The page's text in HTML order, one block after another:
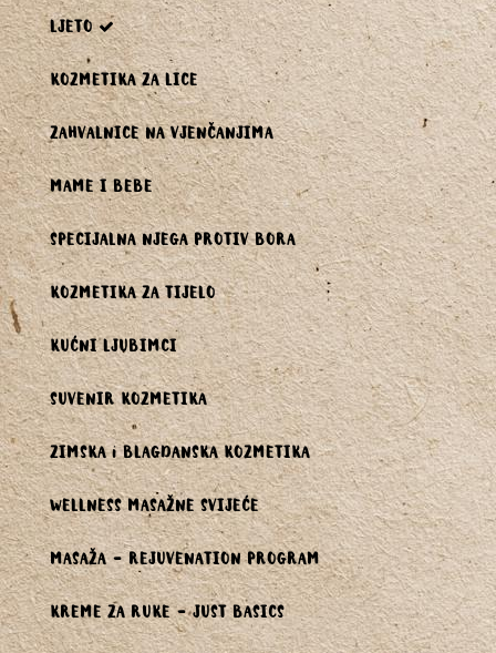
LJETO
KOZMETIKA ZA LICE
ZAHVALNICE NA VJENČANJIMA
MAME I BEBE
SPECIJALNA NJEGA PROTIV BORA
KOZMETIKA ZA TIJELO
KUĆNI LJUBIMCI
SUVENIR KOZMETIKA
ZIMSKA i BLAGDANSKA KOZMETIKA
WELLNESS MASAŽNE SVIJEĆE
MASAŽA - REJUVENATION PROGRAM
KREME ZA RUKE - JUST BASICS